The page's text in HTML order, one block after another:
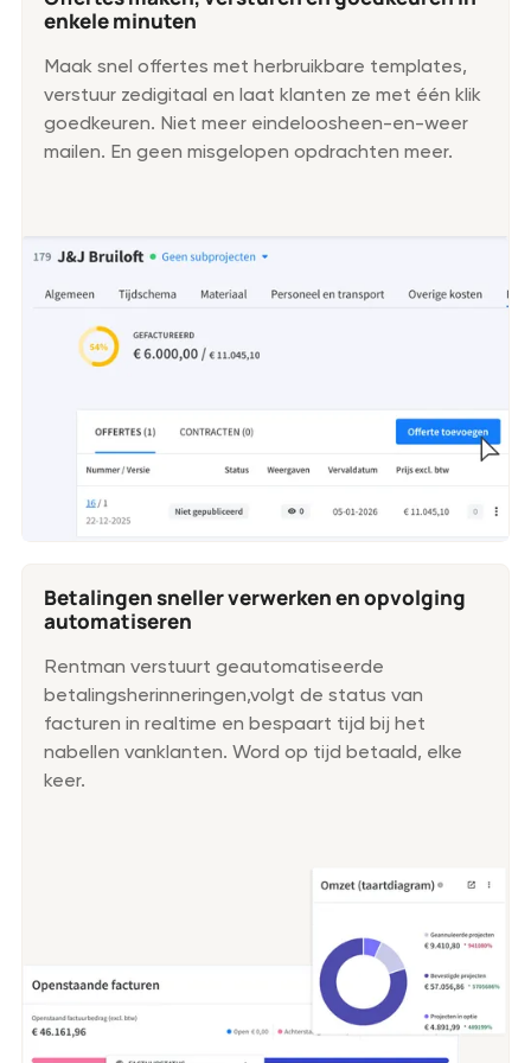
enkele minuten
Maak snel offertes met herbruikbare templates,
verstuur zedigitaal en laat klanten ze met één klik
goedkeuren. Niet meer eindeloosheen-en-weer
mailen. En geen misgelopen opdrachten meer.
Betalingen sneller verwerken en opvolging
automatiseren
Rentman verstuurt geautomatiseerde
betalingsherinneringen,volgt de status van
facturen in realtime en bespaart tijd bij het
nabellen vanklanten. Word op tijd betaald, elke
keer.